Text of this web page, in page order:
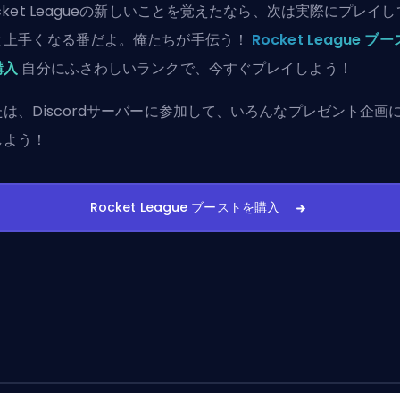
Leagueの新しいことを覚えたなら、次は実際にプレイし
手くなる番だよ。俺たちが手伝う！ Rocket League ブー
自分にふさわしいランクで、今すぐプレイしよう！
、 Discordサーバーに参加して、いろんなプレゼント企画
う！
Rocket League ブーストを購入